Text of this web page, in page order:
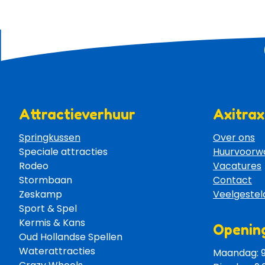
Attractieverhuur
Springkussen
Speciale attracties
Rodeo
Stormbaan
Zeskamp
Sport & Spel
Kermis & Kans
Oud Hollandse Spellen
Waterattracties
Over ons
Vacatures
Contact
Maandag: